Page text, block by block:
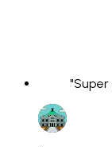
"Super